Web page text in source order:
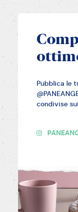
Pubblica le
condivise